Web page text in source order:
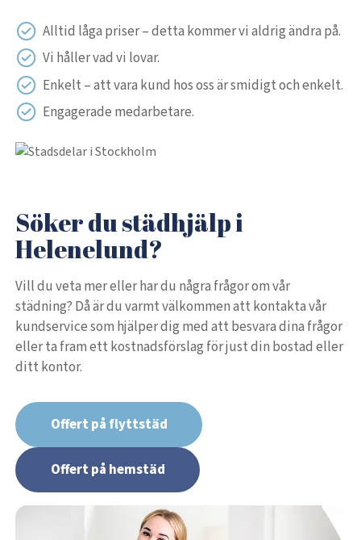
Alltid låga priser – detta kommer vi aldrig ändra på.
Vi håller vad vi lovar.
Enkelt – att vara kund hos oss är smidigt och enkelt.
Engagerade medarbetare.
Söker du städhjälp i
Helenelund?
Vill du veta mer eller har du några frågor om vår
städning? Då är du varmt välkommen att kontakta vår
kundservice som hjälper dig med att besvara dina frågor
eller ta fram ett kostnadsförslag för just din bostad eller
ditt kontor.
Offert på flyttstäd
Offert på hemstäd